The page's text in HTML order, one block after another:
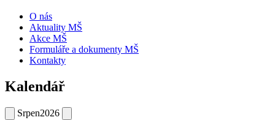
O nás
Aktuality MŠ
Akce MŠ
Formuláře a dokumenty MŠ
Kontakty
Kalendář
Srpen2026